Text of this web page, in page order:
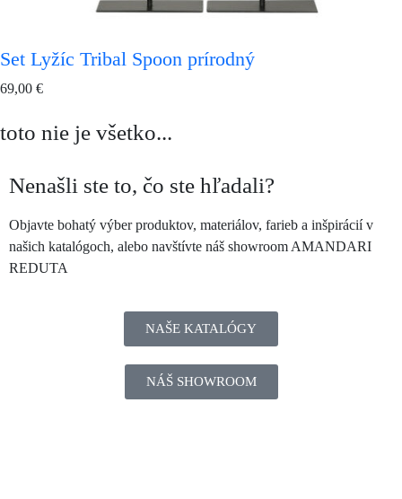
Set Lyžíc Tribal Spoon prírodný
69,00 €
toto nie je všetko...
Nenašli ste to, čo ste hľadali?
Objavte bohatý výber produktov, materiálov, farieb a inšpirácií v
našich katalógoch, alebo navštívte náš showroom AMANDARI
REDUTA
NAŠE KATALÓGY
NÁŠ SHOWROOM